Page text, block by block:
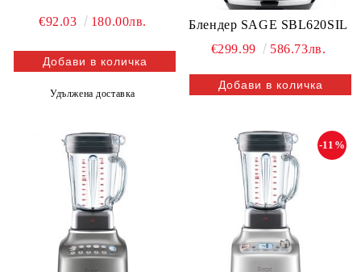
€92.03 180.00лв.
Удължена доставка
Блендер SAGE SBL620SIL
€299.99
586.73лв.
-11%